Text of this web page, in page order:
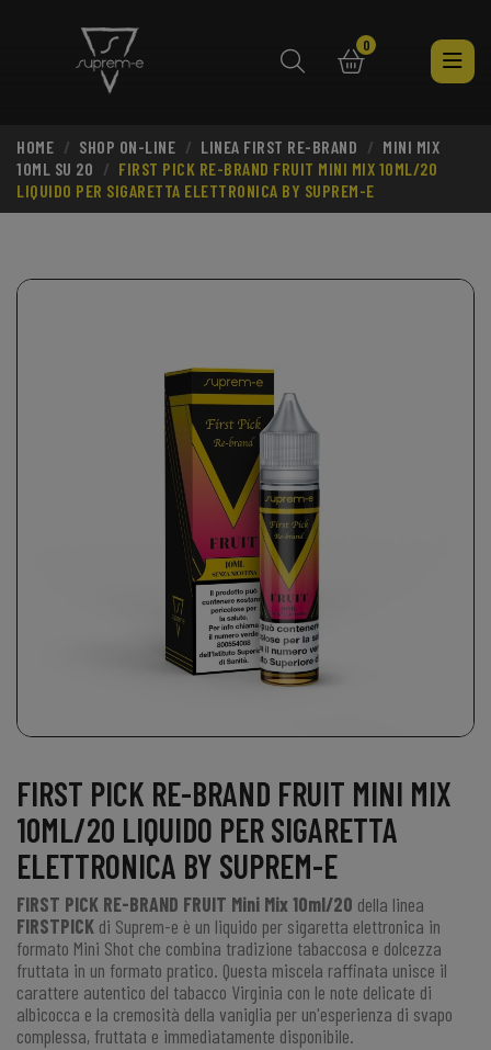
search
0
HOME SHOP ON-LINE LINEA FIRST RE-BRAND
MINI MIX
10ML SU 20
FIRST PICK RE-BRAND FRUIT MINI MIX 10ML/20
LIQUIDO PER SIGARETTA ELETTRONICA BY SUPREM-E
FIRST PICK RE-BRAND FRUIT MINI MIX
10ML/20 LIQUIDO PER SIGARETTA
ELETTRONICA BY SUPREM-E
FIRST PICK RE-BRAND FRUIT Mini Mix 10ml/20 della linea
FIRSTPICK di Suprem-e è un liquido per sigaretta elettronica in
formato Mini Shot che combina tradizione tabaccosa e dolcezza
fruttata in un formato pratico. Questa miscela raffinata unisce il
carattere autentico del tabacco Virginia con le note delicate di
albicocca e la cremosità della vaniglia per un'esperienza di svapo
complessa, fruttata e immediatamente disponibile.